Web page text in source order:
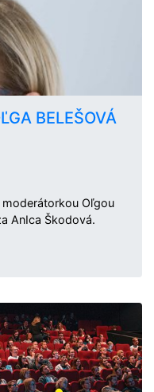
BELEŠOVÁ
moderátorkou Oľgou
AnIca Škodová.